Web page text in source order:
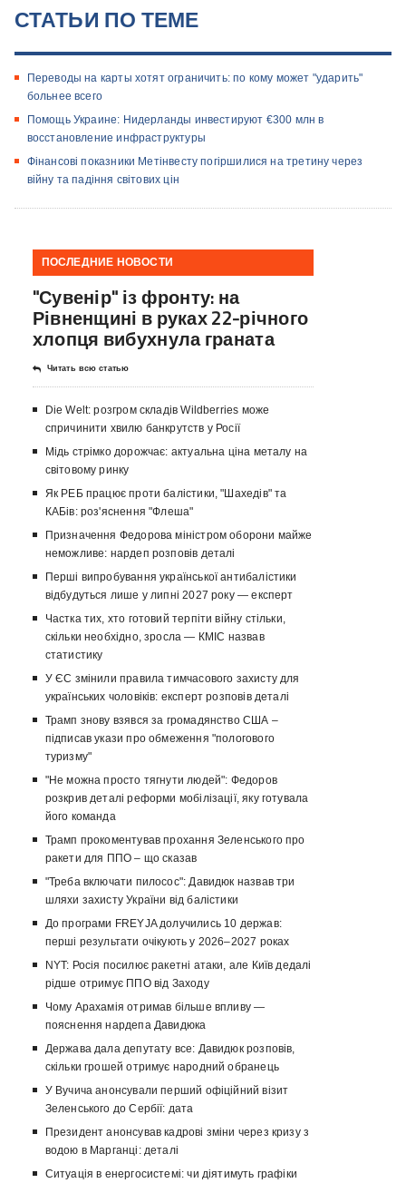
СТАТЬИ ПО ТЕМЕ
Переводы на карты хотят ограничить: по кому может "ударить"
больнее всего
Помощь Украине: Нидерланды инвестируют €300 млн в
восстановление инфраструктуры
Фінансові показники Метінвесту погіршилися на третину через
війну та падіння світових цін
ПОСЛЕДНИЕ НОВОСТИ
"Сувенір" із фронту: на
Рівненщині в руках 22-річного
хлопця вибухнула граната
Читать всю статью
Die Welt: розгром складів Wildberries може
спричинити хвилю банкрутств у Росії
Мідь стрімко дорожчає: актуальна ціна металу на
світовому ринку
Як РЕБ працює проти балістики, "Шахедів" та
КАБів: роз'яснення "Флеша"
Призначення Федорова міністром оборони майже
неможливе: нардеп розповів деталі
Перші випробування української антибалістики
відбудуться лише у липні 2027 року — експерт
Частка тих, хто готовий терпіти війну стільки,
скільки необхідно, зросла — КМІС назвав
статистику
У ЄС змінили правила тимчасового захисту для
українських чоловіків: експерт розповів деталі
Трамп знову взявся за громадянство США –
підписав укази про обмеження "пологового
туризму"
"Не можна просто тягнути людей": Федоров
розкрив деталі реформи мобілізації, яку готувала
його команда
Трамп прокоментував прохання Зеленського про
ракети для ППО – що сказав
"Треба включати пилосос": Давидюк назвав три
шляхи захисту України від балістики
До програми FREYJA долучились 10 держав:
перші результати очікують у 2026–2027 роках
NYT: Росія посилює ракетні атаки, але Київ дедалі
рідше отримує ППО від Заходу
Чому Арахамія отримав більше впливу —
пояснення нардепа Давидюка
Держава дала депутату все: Давидюк розповів,
скільки грошей отримує народний обранець
У Вучича анонсували перший офіційний візит
Зеленського до Сербії: дата
Президент анонсував кадрові зміни через кризу з
водою в Марганці: деталі
Ситуація в енергосистемі: чи діятимуть графіки